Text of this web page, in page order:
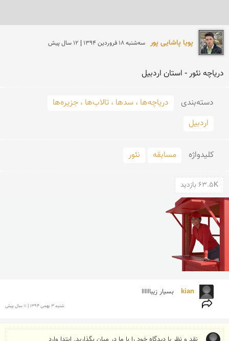
پویا پاشایی پور سه‌شنبه 18 فروردين 1394 | 12 سال پیش
دریاچه نئور - استان اردبیل
دسته‌بندی
دریاچه‌ها ، سدها ، تالاب‌ها ، جزیره‌ها
اردبیل
کلید‌واژه مسابقه نئور
63.5K بازدید
kian بسیار زیباااااا
شنبه 3 بهمن 1394 | 11 سال پیش